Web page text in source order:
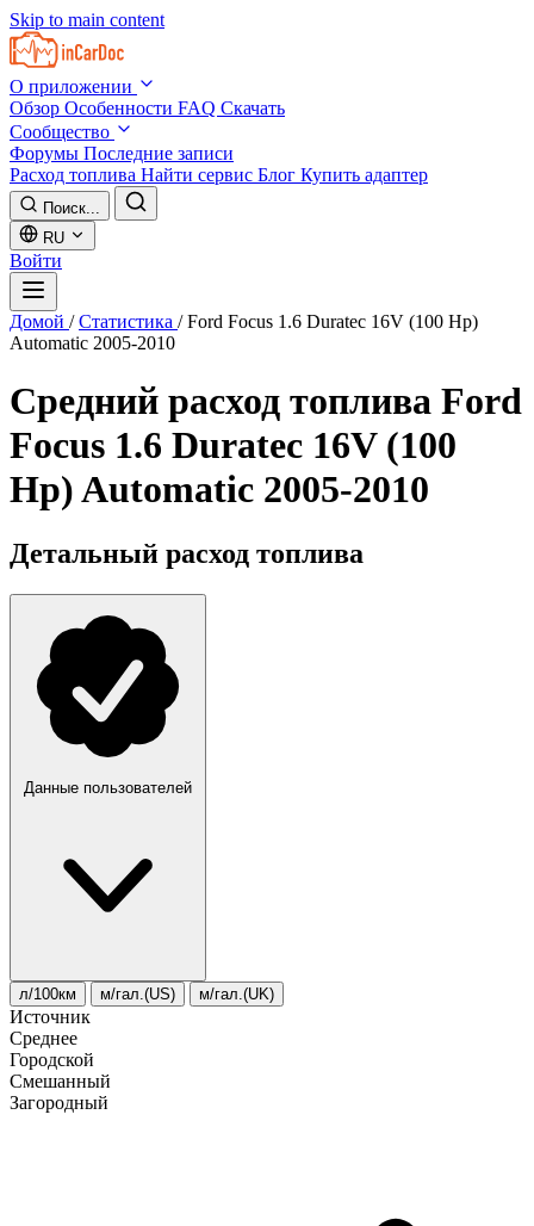
Skip to main content
О приложении
Обзор Особенности FAQ Скачать
Сообщество
Форумы Последние записи
Расход топлива Найти сервис Блог Купить адаптер
Поиск...
RU
Войти
Домой / Статистика / Ford Focus 1.6 Duratec 16V (100 Hp)
Automatic 2005-2010
Средний расход топлива Ford
Focus 1.6 Duratec 16V (100
Hp) Automatic 2005-2010
Детальный расход топлива
Данные пользователей
л/100км м/гал.(US) м/гал.(UK)
Источник
Среднее
Городской
Смешанный
Загородный